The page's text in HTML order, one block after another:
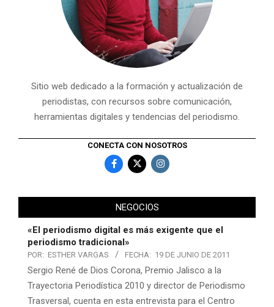
Sitio web dedicado a la formación y actualización de
periodistas, con recursos sobre comunicación,
herramientas digitales y tendencias del periodismo.
CONECTA CON NOSOTROS
NEGOCIOS
«El periodismo digital es más exigente que el
periodismo tradicional»
POR: ESTHER VARGAS FECHA: 19 DE JUNIO DE 2011
Sergio René de Dios Corona, Premio Jalisco a la
Trayectoria Periodística 2010 y director de Periodismo
Trasversal, cuenta en esta entrevista para el Centro